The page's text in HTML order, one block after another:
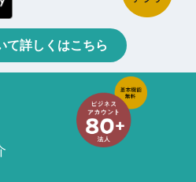
て詳しくはこちら